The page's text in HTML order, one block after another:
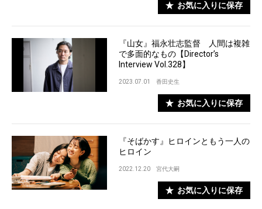
お気に入りに保存
『山女』福永壮志監督 人間は複雑
で多面的なもの【Director’s
Interview Vol.328】
2023.07.01 香田史生
お気に入りに保存
『そばかす』ヒロインともう一人の
ヒロイン
2022.12.20 宮代大嗣
お気に入りに保存